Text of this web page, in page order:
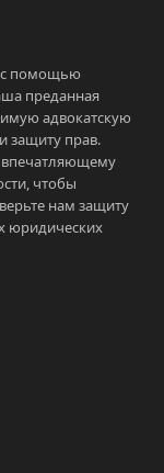
с помощью
преданная
адвокатскую
защиту прав.
впечатляющему
чтобы
нам защиту
юридических